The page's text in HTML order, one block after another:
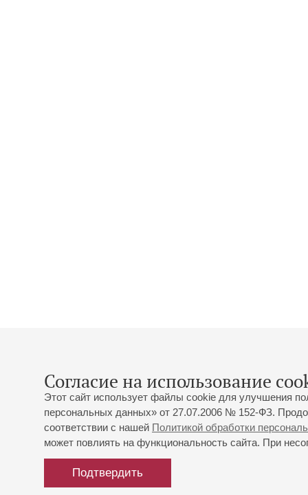
Согласие на использование
Этот сайт использует файлы cookie для улучшения
персональных данных» от 27.07.2006 № 152-ФЗ.
соответствии с нашей Политикой обработки
может повлиять на функциональность сайта. При
Подтвердить